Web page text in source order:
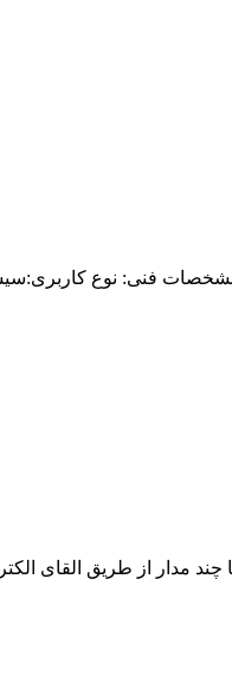
مشخصات فنی: نوع
چند مدار از طریق